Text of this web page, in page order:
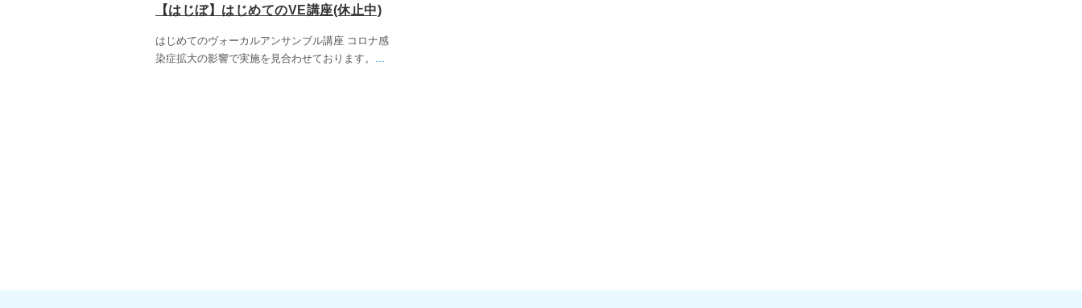
【はじぼ】はじめてのVE講座(休止中)
はじめてのヴォーカルアンサンブル講座 コロナ感
染症拡大の影響で実施を見合わせております。 ...